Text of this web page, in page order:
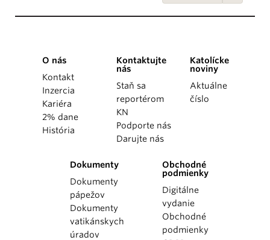
O nás
Kontakt
Inzercia
Kariéra
2% dane
História
Kontaktujte
nás
Staň sa
reportérom
KN
Podporte nás
Darujte nás
Katolícke
noviny
Aktuálne
číslo
Dokumenty
Dokumenty
pápežov
Dokumenty
vatikánskych
úradov
Obchodné
podmienky
Digitálne
vydanie
Obchodné
podmienky